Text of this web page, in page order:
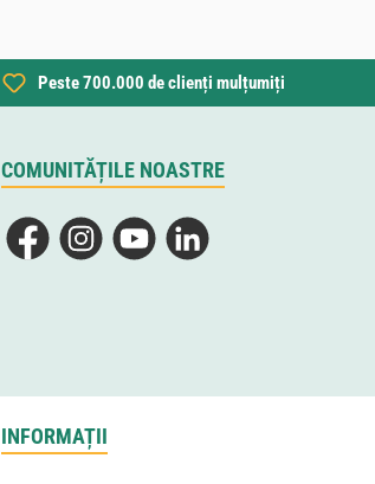
Peste 700.000 de clienți mulțumiți
COMUNITĂȚILE NOASTRE
FacebookInstagramYouTubeLinkedIn
INFORMAȚII